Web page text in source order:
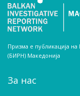
Призма е публикација
(БИРН) Македонија
За нас